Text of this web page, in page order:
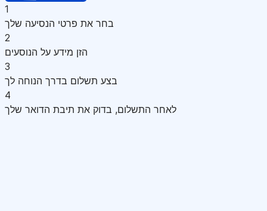
1
בחר את פרטי הנסיעה שלך
2
הזן מידע על הנוסעים
3
בצע תשלום בדרך הנוחה לך
4
לאחר התשלום, בדוק את תיבת הדואר שלך